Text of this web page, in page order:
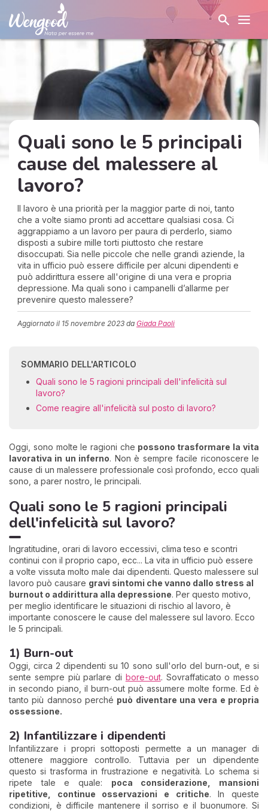
Quali sono le 5 principali
cause del malessere al
lavoro?
Il lavoro è una priorità per la maggior parte di noi, tanto
che a volte siamo pronti ad accettare qualsiasi cosa. Ci
aggrappiamo a un lavoro per paura di perderlo, siamo
disposti a subire mille torti piuttosto che restare
disoccupati. Sia nelle piccole che nelle grandi aziende, la
vita in ufficio può essere difficile per alcuni dipendenti e
può addirittura essere all'origine di una vera e propria
depressione. Ma quali sono i campanelli d’allarme per
prevenire questo malessere?
Aggiornato il 15 novembre 2023 da Giada Paoli
SOMMARIO DELL'ARTICOLO
Quali sono le 5 ragioni principali dell'infelicità sul
lavoro?
Come reagire all'infelicità sul posto di lavoro?
Oggi, sono molte le ragioni che possono trasformare la vita
lavorativa in un inferno. Non è sempre facile riconoscere le
cause di un malessere professionale così profondo, ecco quali
sono, a parer nostro, le principali.
Quali sono le 5 ragioni principali
dell'infelicità sul lavoro?
Ingratitudine, orari di lavoro eccessivi, clima teso e scontri
continui con il proprio capo, ecc... La vita in ufficio può essere
a volte vissuta molto male dai dipendenti. Questo malessere sul
lavoro può causare gravi sintomi che vanno dallo stress al
burnout o addirittura alla depressione. Per questo motivo,
per meglio identificare le situazioni di rischio al lavoro, è
importante conoscere le cause del malessere sul lavoro. Ecco
le 5 principali.
1) Burn-out
Oggi, circa 2 dipendenti su 10 sono sull'orlo del burn-out, e si
sente sempre più parlare di bore-out. Sovraffaticato o messo
in secondo piano, il burn-out può assumere molte forme. Ed è
tanto più dannoso perché può diventare una vera e propria
ossessione.
2) Infantilizzare i dipendenti
Infantilizzare i propri sottoposti permette a un manager di
ottenere maggiore controllo. Tuttavia per un dipendente
questo si trasforma in frustrazione e negatività. Lo schema si
ripete tale e quale: poca considerazione, mansioni
ripetitive, continue osservazioni e critiche. In queste
condizioni, è difficile mantenere il sorriso e il buonumore. Si